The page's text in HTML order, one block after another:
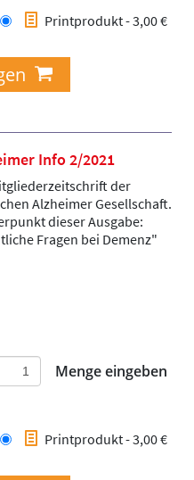
Printprodukt - 3,00 €
Info 2/2021
der
Alzheimer Gesellschaft.
dieser Ausgabe:
Fragen bei Demenz"
Printprodukt - 3,00 €
Menge eingeben